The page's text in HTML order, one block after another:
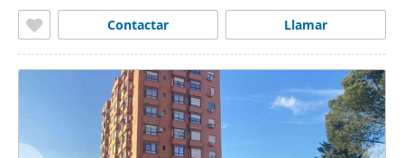
Llamar
Contactar